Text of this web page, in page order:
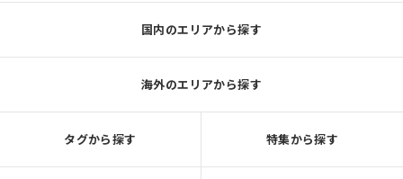
国内のエリアから探す
海外のエリアから探す
タグから探す 特集から探す